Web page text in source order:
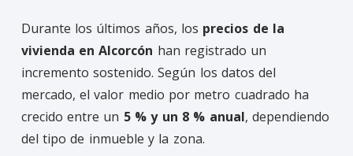
Durante los últimos años, los precios de la
vivienda en Alcorcón han registrado un
incremento sostenido. Según los datos del
mercado, el valor medio por metro cuadrado ha
crecido entre un 5 % y un 8 % anual, dependiendo
del tipo de inmueble y la zona.